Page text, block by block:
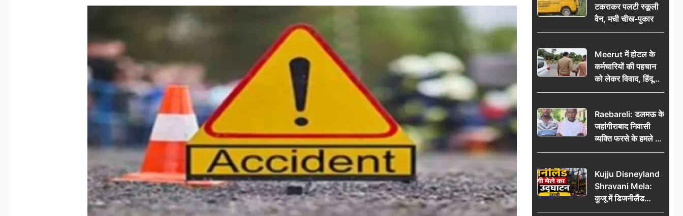
टकराकर पलटी स्कूली
वैन, मची चीख-पुकार
Meerut में होटल के
कर्मचारियों की पहचान
को लेकर विवाद, हिंदू
सुरक्षा संगठन ने उठाए
की मांग
Raebareli: डलमऊ के
जहांगीराबाद निवासी
व्यक्ति फरसे के हमले में
घायल थाने में शिकायत
हजार’, रकम न देने पर
कार्रवाई ठंडी!
Kujju Disneyland
Shravani Mela:
कुजू में डिजनीलैंड
श्रावणी मेले का भव्य